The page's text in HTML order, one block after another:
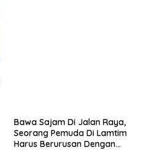
Bawa Sajam Di Jalan Raya,
Seorang Pemuda Di Lamtim
Harus Berurusan Dengan